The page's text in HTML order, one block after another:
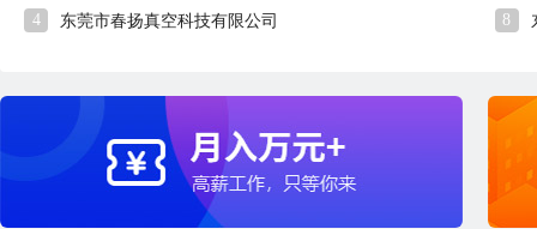
4 东莞市春扬真空科技有限公司 8